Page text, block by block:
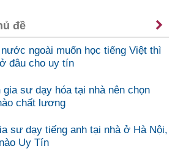
đề
ngoài muốn học tiếng Việt thì
đâu cho uy tín
gia sư dạy hóa tại nhà nên chọn
chất lương
sư dạy tiếng anh tại nhà ở Hà Nội,
Uy Tín